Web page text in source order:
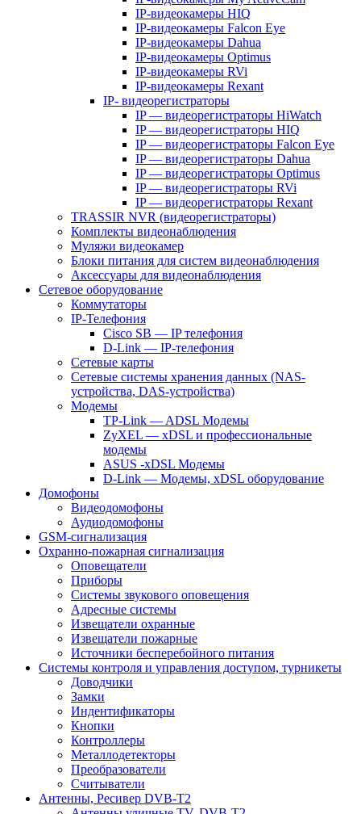
IP-видеокамеры HIQ
IP-видеокамеры Falcon Eye
IP-видеокамеры Dahua
IP-видеокамеры Optimus
IP-видеокамеры RVi
IP-видеокамеры Rexant
IP- видеорегистраторы
IP — видеорегистраторы HiWatch
IP — видеорегистраторы HIQ
IP — видеорегистраторы Falcon Eye
IP — видеорегистраторы Dahua
IP — видеорегистраторы Optimus
IP — видеорегистраторы RVi
IP — видеорегистраторы Rexant
TRASSIR NVR (видеорегистраторы)
Комплекты видеонаблюдения
Муляжи видеокамер
Блоки питания для систем видеонаблюдения
Аксессуары для видеонаблюдения
Сетевое оборудование
Коммутаторы
IP-Телефония
Cisco SB — IP телефония
D-Link — IP-телефония
Сетевые карты
Сетевые системы хранения данных (NAS-
устройства, DAS-устройства)
Модемы
TP-Link — ADSL Модемы
ZyXEL — xDSL и профессиональные
модемы
ASUS -xDSL Модемы
D-Link — Модемы, xDSL оборудование
Домофоны
Видеодомофоны
Аудиодомофоны
GSM-сигнализация
Охранно-пожарная сигнализация
Оповещатели
Приборы
Системы звукового оповещения
Адресные системы
Извещатели охранные
Извещатели пожарные
Источники бесперебойного питания
Системы контроля и управления доступом, турникеты
Доводчики
Замки
Индентификаторы
Кнопки
Контроллеры
Металлодетекторы
Преобразователи
Считыватели
Антенны, Ресивер DVB-T2